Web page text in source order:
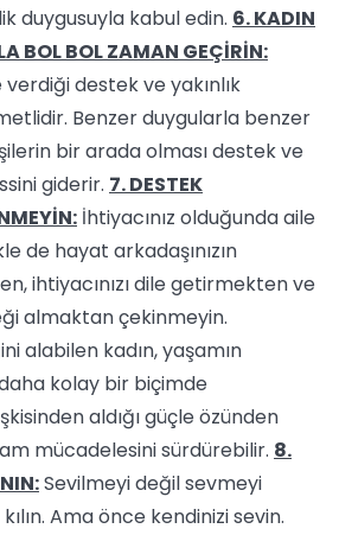
duygusuyla kabul edin. 6. KADIN
BOL BOL ZAMAN GEÇİRİN:
verdiği destek ve yakınlık
Benzer duygularla benzer
bir arada olması destek ve
giderir. 7. DESTEK
İhtiyacınız olduğunda aile
de hayat arkadaşınızın
ihtiyacınızı dile getirmekten ve
almaktan çekinmeyin.
alabilen kadın, yaşamın
kolay bir biçimde
aldığı güçle özünden
mücadelesini sürdürebilir. 8.
Sevilmeyi değil sevmeyi
Ama önce kendinizi sevin.